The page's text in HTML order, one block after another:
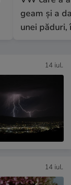
geam și a
unei păduri,
14 iul.
14 iul.